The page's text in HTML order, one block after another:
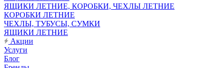
ЯЩИКИ ЛЕТНИЕ, КОРОБКИ, ЧЕХЛЫ ЛЕТНИЕ
КОРОБКИ ЛЕТНИЕ
ЧЕХЛЫ, ТУБУСЫ, СУМКИ
ЯЩИКИ ЛЕТНИЕ
Акции
Услуги
Блог